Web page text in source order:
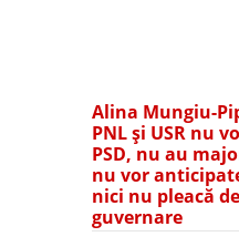
Alina Mungiu-
PNL și USR nu
PSD, nu au
nu vor
nici nu pleacă
guvernare